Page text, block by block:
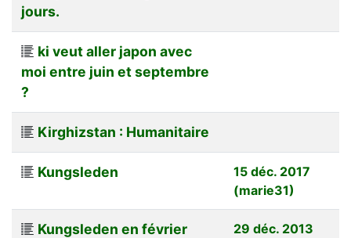
jours.
ki veut aller japon avec
moi entre juin et septembre
?
Kirghizstan : Humanitaire
Kungsleden
15 déc. 2017
(marie31)
Kungsleden en février
29 déc. 2013